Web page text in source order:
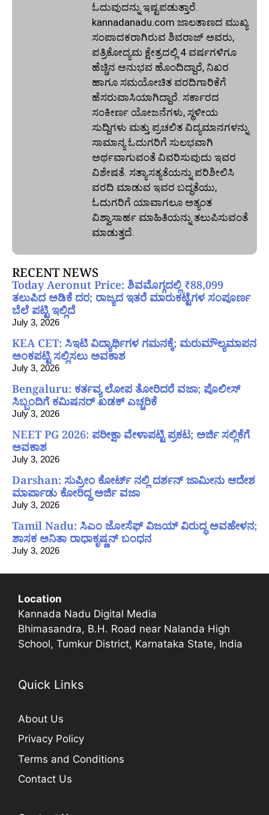
ಓದುವುದನ್ನು ಇಷ್ಟಪಡುತ್ತಾರೆ.
kannadanadu.com ಜಾಲತಾಣದ ಮುಖ್ಯ
ಸಂಪಾದಕರಾಗಿರುವ ಶಿವರಾಜ್ ಅವರು,
ಪತ್ರಿಕೋದ್ಯಮ ಕ್ಷೇತ್ರದಲ್ಲಿ 4 ವರ್ಷಗಳಿಗೂ
ಹೆಚ್ಚಿನ ಅನುಭವ ಹೊಂದಿದ್ದಾರೆ, ನಿಖರ
ಹಾಗೂ ಸಮಯೋಚಿತ ವರದಿಗಾರಿಕೆಗೆ
ಹೆಸರುವಾಸಿಯಾಗಿದ್ದಾರೆ. ಸರ್ಕಾರದ
ಸಂಕೀರ್ಣ ಯೋಜನೆಗಳು, ಸ್ಥಳೀಯ
ಸುದ್ದಿಗಳು ಮತ್ತು ಪ್ರಚಲಿತ ವಿದ್ಯಮಾನಗಳನ್ನು
ಸಾಮಾನ್ಯ ಓದುಗರಿಗೆ ಸುಲಭವಾಗಿ
ಅರ್ಥವಾಗುವಂತೆ ವಿವರಿಸುವುದು ಇವರ
ವಿಶೇಷತೆ. ಸತ್ಯಾಸತ್ಯತೆಯನ್ನು ಪರಿಶೀಲಿಸಿ
ವರದಿ ಮಾಡುವ ಇವರ ಬದ್ಧತೆಯು,
ಓದುಗರಿಗೆ ಯಾವಾಗಲೂ ಅತ್ಯಂತ
ವಿಶ್ವಾಸಾರ್ಹ ಮಾಹಿತಿಯನ್ನು ತಲುಪಿಸುವಂತೆ
ಮಾಡುತ್ತದೆ.
RECENT NEWS
Today Aeronut Price: ಶಿವಮೊಗ್ಗದಲ್ಲಿ ₹88,099
ತಲುಪಿದ ಅಡಿಕೆ ದರ; ರಾಜ್ಯದ ಇತರೆ ಮಾರುಕಟ್ಟೆಗಳ ಸಂಪೂರ್ಣ
ಬೆಲೆ ಪಟ್ಟಿ ಇಲ್ಲಿದೆ
July 3, 2026
KEA CET: ಸಿಇಟಿ ವಿದ್ಯಾರ್ಥಿಗಳ ಗಮನಕ್ಕೆ; ಮರುಮೌಲ್ಯಮಾಪನ
ಅಂಕಪಟ್ಟಿ ಸಲ್ಲಿಸಲು ಅವಕಾಶ
July 3, 2026
Bengaluru: ಕರ್ತವ್ಯ ಲೋಪ ತೋರಿದರೆ ವಜಾ; ಪೊಲೀಸ್
ಸಿಬ್ಬಂದಿಗೆ ಕಮಿಷನರ್ ಖಡಕ್ ಎಚ್ಚರಿಕೆ
July 3, 2026
NEET PG 2026: ಪರೀಕ್ಷಾ ವೇಳಾಪಟ್ಟಿ ಪ್ರಕಟ; ಅರ್ಜಿ ಸಲ್ಲಿಕೆಗೆ
ಅವಕಾಶ
July 3, 2026
Darshan: ಸುಪ್ರೀಂ ಕೋರ್ಟ್ ನಲ್ಲಿ ದರ್ಶನ್ ಜಾಮೀನು ಆದೇಶ
ಮಾರ್ಪಾಡು ಕೋರಿದ್ದ ಅರ್ಜಿ ವಜಾ
July 3, 2026
Tamil Nadu: ಸಿಎಂ ಜೋಸೆಫ್ ವಿಜಯ್ ವಿರುದ್ಧ ಅವಹೇಳನ;
ಶಾಸಕ ಅನಿತಾ ರಾಧಾಕೃಷ್ಣನ್ ಬಂಧನ
July 3, 2026
Location
Kannada Nadu Digital Media
Bhimasandra, B.H. Road near Nalanda High
School, Tumkur District, Karnataka State, India
Quick Links
About Us
Privacy Policy
Terms and Conditions
Contact Us